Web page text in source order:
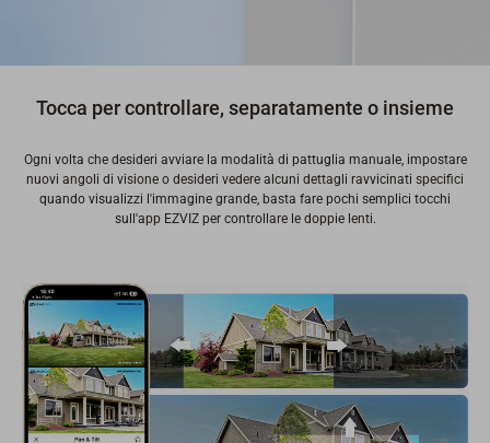
Tocca per controllare, separatamente o insieme
Ogni volta che desideri avviare la modalità di pattuglia manuale, impostare
nuovi angoli di visione o desideri vedere alcuni dettagli ravvicinati specifici
quando visualizzi l'immagine grande, basta fare pochi semplici tocchi
sull'app EZVIZ per controllare le doppie lenti.